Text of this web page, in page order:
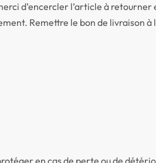
d’encercler l’article à retourner
Remettre le bon de livraison à
en cas de perte ou de